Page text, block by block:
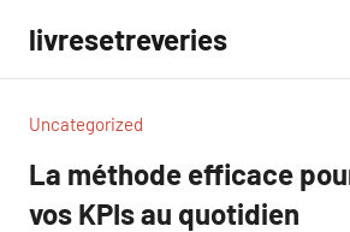
contenu
livresetreveries
Uncategorized
La méthode efficace
vos KPIs au quotidien